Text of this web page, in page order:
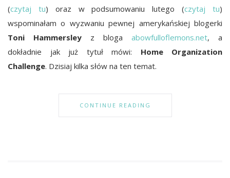
(czytaj tu) oraz w podsumowaniu lutego (czytaj tu)
wspominałam o wyzwaniu pewnej amerykańskiej blogerki
Toni Hammersley z bloga abowfulloflemons.net, a
dokładnie jak już tytuł mówi: Home Organization
Challenge. Dzisiaj kilka słów na ten temat.
CONTINUE READING